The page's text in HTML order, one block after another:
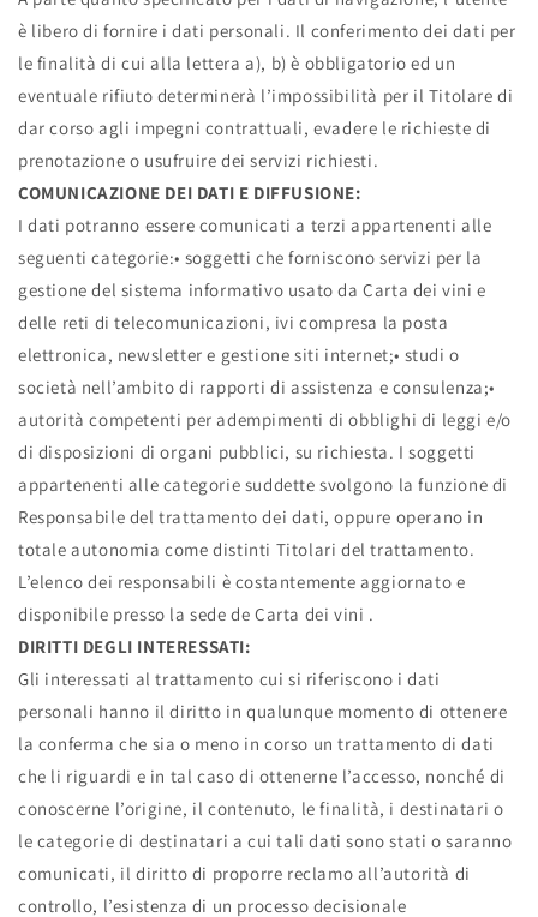
è libero di fornire i dati personali. Il conferimento dei dati per
le finalità di cui alla lettera a), b) è obbligatorio ed un
eventuale rifiuto determinerà l’impossibilità per il Titolare di
dar corso agli impegni contrattuali, evadere le richieste di
prenotazione o usufruire dei servizi richiesti.
COMUNICAZIONE DEI DATI E DIFFUSIONE:
I dati potranno essere comunicati a terzi appartenenti alle
seguenti categorie:• soggetti che forniscono servizi per la
gestione del sistema informativo usato da Carta dei vini e
delle reti di telecomunicazioni, ivi compresa la posta
elettronica, newsletter e gestione siti internet;• studi o
società nell’ambito di rapporti di assistenza e consulenza;•
autorità competenti per adempimenti di obblighi di leggi e/o
di disposizioni di organi pubblici, su richiesta. I soggetti
appartenenti alle categorie suddette svolgono la funzione di
Responsabile del trattamento dei dati, oppure operano in
totale autonomia come distinti Titolari del trattamento.
L’elenco dei responsabili è costantemente aggiornato e
disponibile presso la sede de Carta dei vini .
DIRITTI DEGLI INTERESSATI:
Gli interessati al trattamento cui si riferiscono i dati
personali hanno il diritto in qualunque momento di ottenere
la conferma che sia o meno in corso un trattamento di dati
che li riguardi e in tal caso di ottenerne l’accesso, nonché di
conoscerne l’origine, il contenuto, le finalità, i destinatari o
le categorie di destinatari a cui tali dati sono stati o saranno
comunicati, il diritto di proporre reclamo all’autorità di
controllo, l’esistenza di un processo decisionale